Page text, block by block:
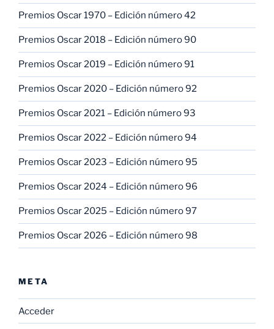
Premios Oscar 1970 – Edición número 42
Premios Oscar 2018 – Edición número 90
Premios Oscar 2019 – Edición número 91
Premios Oscar 2020 – Edición número 92
Premios Oscar 2021 – Edición número 93
Premios Oscar 2022 – Edición número 94
Premios Oscar 2023 – Edición número 95
Premios Oscar 2024 – Edición número 96
Premios Oscar 2025 – Edición número 97
Premios Oscar 2026 – Edición número 98
META
Acceder